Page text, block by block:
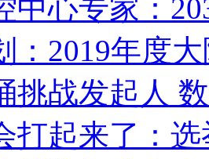
中心专家：
：2019年度
挑战发起人
打起来了：